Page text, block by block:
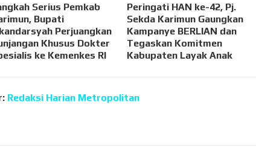
Serius Pemkab
Bupati
Perjuangkan
Khusus Dokter
ke Kemenkes RI
Peringati HAN ke-42, Pj.
Sekda Karimun Gaungkan
Kampanye BERLIAN dan
Tegaskan Komitmen
Kabupaten Layak Anak
Redaksi Harian Metropolitan